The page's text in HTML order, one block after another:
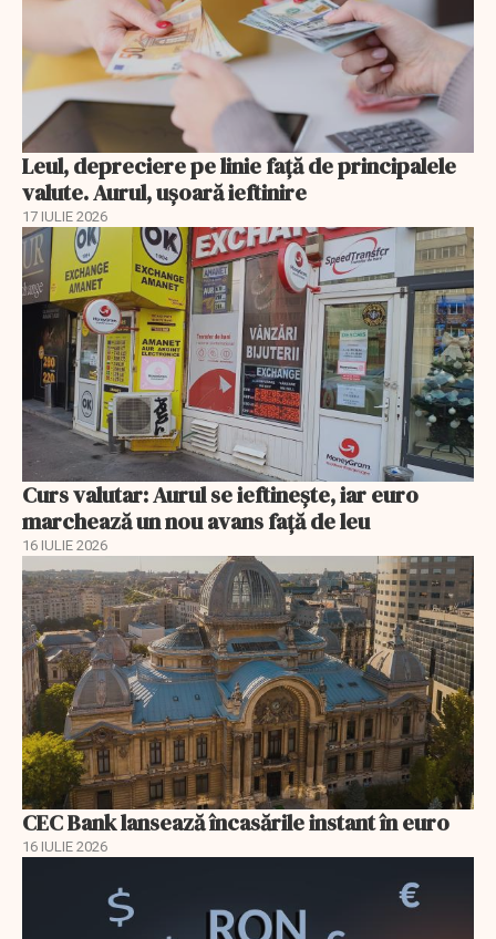
Leul, depreciere pe linie faţă de principalele
valute. Aurul, uşoară ieftinire
17 IULIE 2026
Curs valutar: Aurul se ieftinește, iar euro
marchează un nou avans faţă de leu
16 IULIE 2026
CEC Bank lansează încasările instant în euro
16 IULIE 2026